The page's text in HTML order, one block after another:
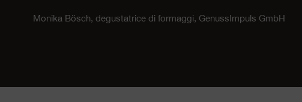
Monika Bösch, degustatrice di formaggi, GenussImpuls GmbH